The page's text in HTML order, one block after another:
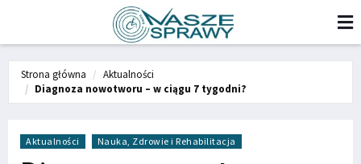
Strona główna
Aktualności
Diagnoza nowotworu – w ciągu 7 tygodni?
Aktualności Nauka, Zdrowie i Rehabilitacja